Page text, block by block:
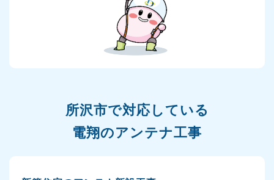
所沢市で対応している
電翔のアンテナ工事